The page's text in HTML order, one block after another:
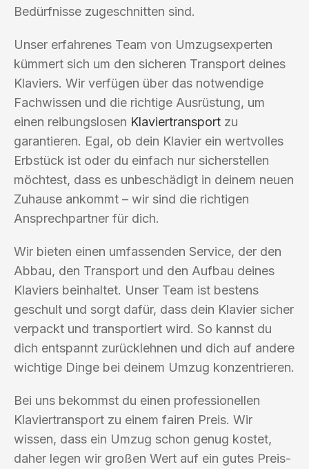
Bedürfnisse zugeschnitten sind.
Unser erfahrenes Team von Umzugsexperten
kümmert sich um den sicheren Transport deines
Klaviers. Wir verfügen über das notwendige
Fachwissen und die richtige Ausrüstung, um
einen reibungslosen Klaviertransport zu
garantieren. Egal, ob dein Klavier ein wertvolles
Erbstück ist oder du einfach nur sicherstellen
möchtest, dass es unbeschädigt in deinem neuen
Zuhause ankommt – wir sind die richtigen
Ansprechpartner für dich.
Wir bieten einen umfassenden Service, der den
Abbau, den Transport und den Aufbau deines
Klaviers beinhaltet. Unser Team ist bestens
geschult und sorgt dafür, dass dein Klavier sicher
verpackt und transportiert wird. So kannst du
dich entspannt zurücklehnen und dich auf andere
wichtige Dinge bei deinem Umzug konzentrieren.
Bei uns bekommst du einen professionellen
Klaviertransport zu einem fairen Preis. Wir
wissen, dass ein Umzug schon genug kostet,
daher legen wir großen Wert auf ein gutes Preis-